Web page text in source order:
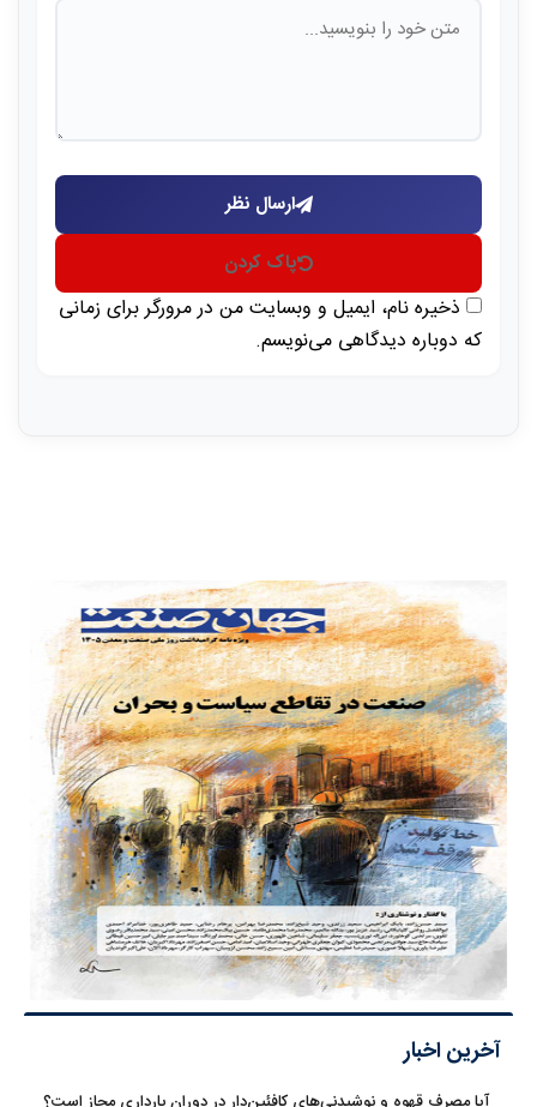
ارسال نظر
پاک کردن
ذخیره نام، ایمیل و وبسایت من در مرورگر برای زمانی
که دوباره دیدگاهی می‌نویسم.
آخرین اخبار